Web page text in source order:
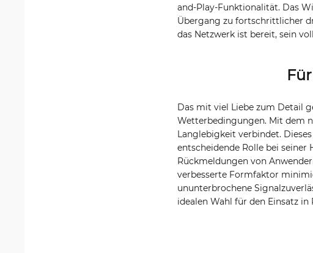
and-Play-Funktionalität. Das
Übergang zu fortschrittlicher
das Netzwerk ist bereit, sein
Das mit viel Liebe zum Detail
Wetterbedingungen. Mit dem
Langlebigkeit verbindet.
entscheidende Rolle bei seiner
Rückmeldungen von
verbesserte Formfaktor
ununterbrochene
idealen Wahl für den Einsatz